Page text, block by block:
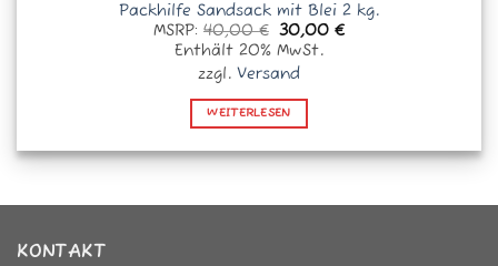
Packhilfe Sandsack mit Blei 2 kg.
MSRP: 40,00€ Ursprünglicher
Preis
war:
40,00 €
30,00€Aktueller
Enthält 20% MwSt.
zzgl. Versand
WEITERLESEN
KONTAKT